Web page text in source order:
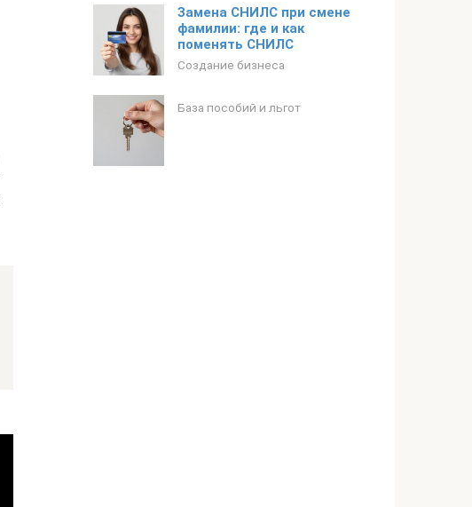
Замена СНИЛС при смене
фамилии: где и как
поменять СНИЛС
Создание бизнеса
База пособий и льгот